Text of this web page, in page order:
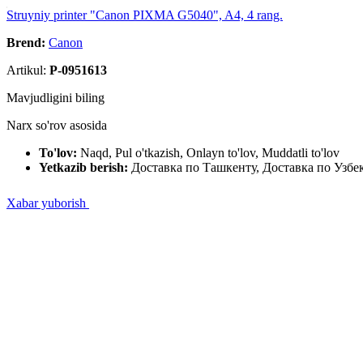
Struyniy printer "Canon PIXMA G5040", A4, 4 rang.
Brend: Canon
Artikul: P-0951613
Mavjudligini biling
Narx so'rov asosida
To'lov: Naqd, Pul o'tkazish, Onlayn to'lov, Muddatli to'lov
Yetkazib berish: Доставка по Ташкенту, Доставка по
Xabar yuborish